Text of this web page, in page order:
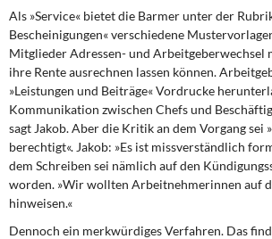
Als »Service« bietet die Barmer unter der
Bescheinigungen« verschiedene
Mitglieder Adressen- und Arbeitgeberwechsel
ihre Rente ausrechnen lassen können.
»Leistungen und Beiträge« Vordrucke
Kommunikation zwischen Chefs und
sagt Jakob. Aber die Kritik an dem Vorgang sei
berechtigt«. Jakob: »Es ist missverständlich
dem Schreiben sei nämlich auf den
worden. »Wir wollten Arbeitnehmerinnen auf
hinweisen.«
Dennoch ein merkwürdiges Verfahren. Das